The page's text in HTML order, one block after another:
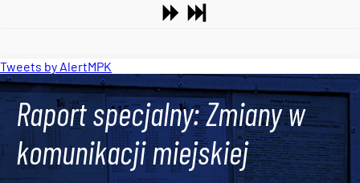
Tweets by AlertMPK
Raport specjalny: Zmiany w
komunikacji miejskiej